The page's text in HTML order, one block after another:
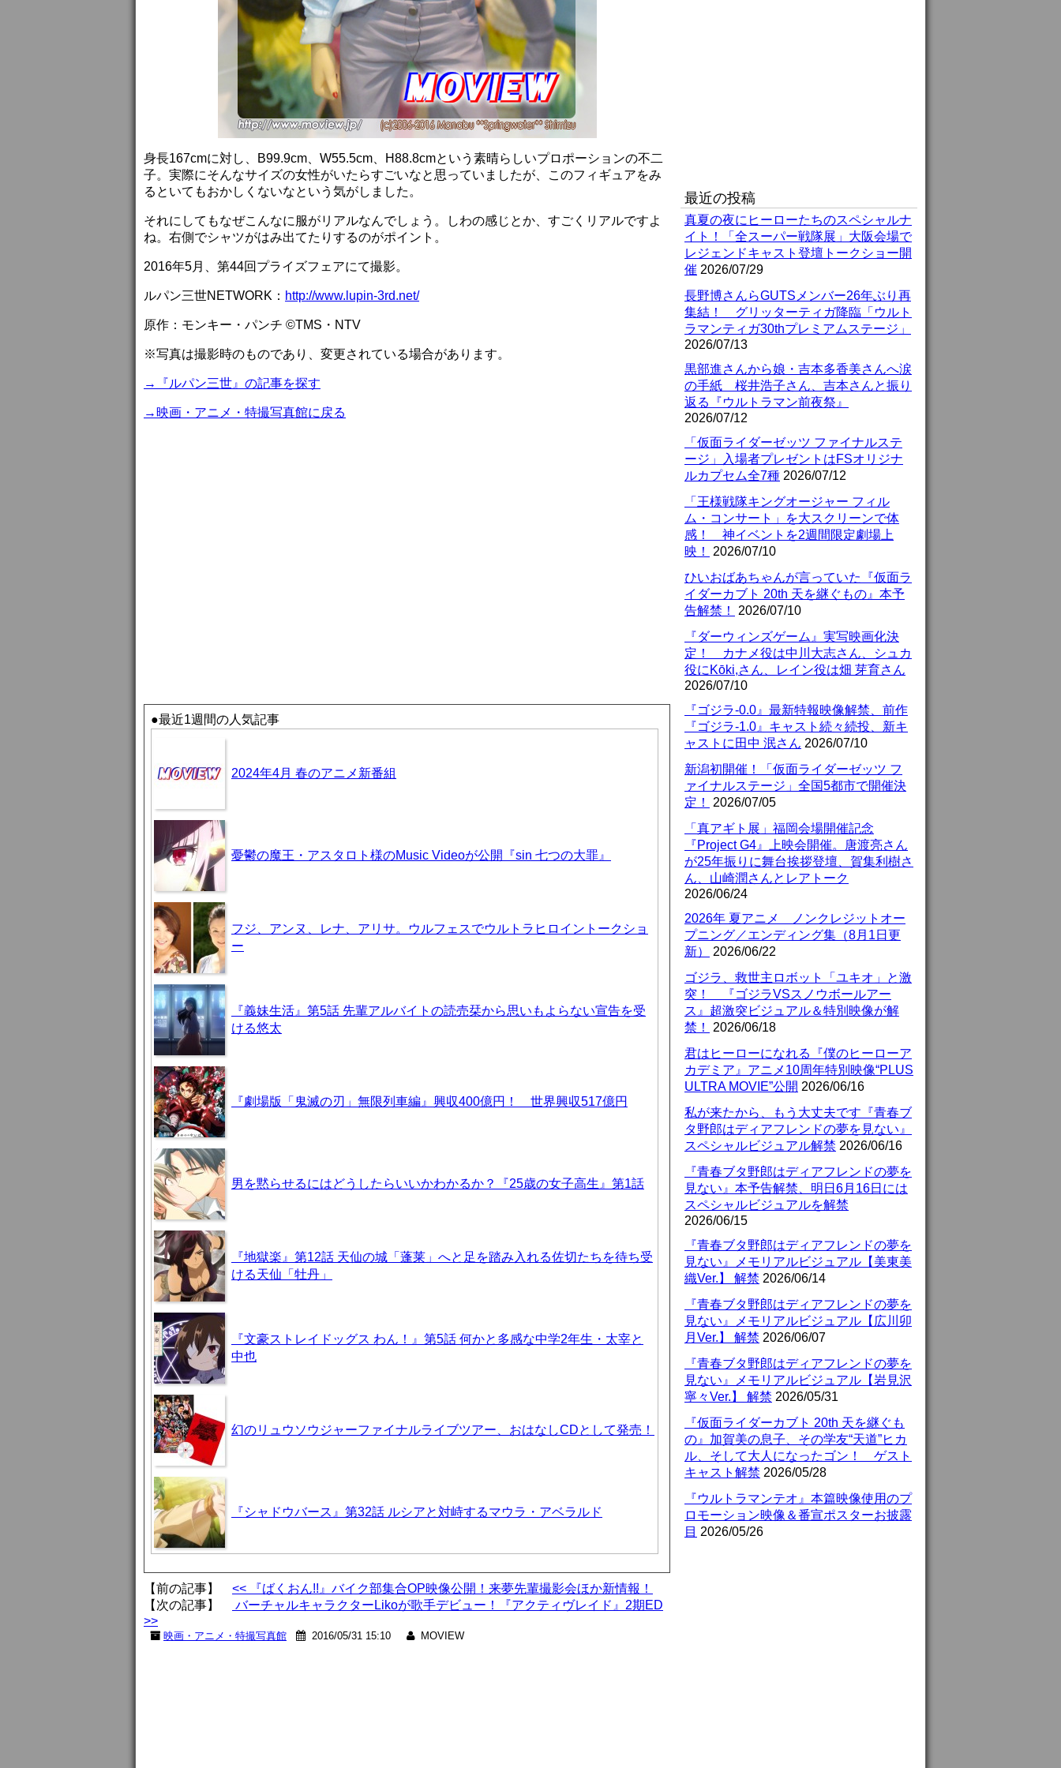
身長167cmに対し、B99.9cm、W55.5cm、H88.8cmという素晴らしいプロポーションの不二
子。実際にそんなサイズの女性がいたらすごいなと思っていましたが、このフィギュアをみ
るといてもおかしくないなという気がしました。
それにしてもなぜこんなに服がリアルなんでしょう。しわの感じとか、すごくリアルですよ
ね。右側でシャツがはみ出てたりするのがポイント。
2016年5月、第44回プライズフェアにて撮影。
ルパン三世NETWORK： http://www.lupin-3rd.net/
原作：モンキー・パンチ ©TMS・NTV
※写真は撮影時のものであり、変更されている場合があります。
→『ルパン三世』の記事を探す
→映画・アニメ・特撮写真館に戻る
●最近1週間の人気記事
2024年4月 春のアニメ新番組
憂鬱の魔王・アスタロト様のMusic Videoが公開『sin 七つの大罪』
フジ、アンヌ、レナ、アリサ。ウルフェスでウルトラヒロイントークショ
ー
『義妹生活』第5話 先輩アルバイトの読売栞から思いもよらない宣告を受
ける悠太
『劇場版「鬼滅の刃」無限列車編』興収400億円！ 世界興収517億円
男を黙らせるにはどうしたらいいかわかるか？『25歳の女子高生』第1話
『地獄楽』第12話 天仙の城「蓬莱」へと足を踏み入れる佐切たちを待ち受
ける天仙「牡丹」
『文豪ストレイドッグス わん！』第5話 何かと多感な中学2年生・太宰と
中也
幻のリュウソウジャーファイナルライブツアー、おはなしCDとして発売！
『シャドウバース』第32話 ルシアと対峙するマウラ・アベラルド
【前の記事】 << 『ばくおん!!』バイク部集合OP映像公開！来夢先輩撮影会ほか新情報！
【次の記事】
バーチャルキャラクターLikoが歌手デビュー！『アクティヴレイド』2期ED
>>
映画・アニメ・特撮写真館 2016/05/31 15:10 MOVIEW
最近の投稿
真夏の夜にヒーローたちのスペシャルナ
イト！「全スーパー戦隊展」大阪会場で
レジェンドキャスト登壇トークショー開
催 2026/07/29
長野博さんらGUTSメンバー26年ぶり再
集結！ グリッターティガ降臨「ウルト
ラマンティガ30thプレミアムステージ」
2026/07/13
黒部進さんから娘・吉本多香美さんへ涙
の手紙 桜井浩子さん、吉本さんと振り
返る『ウルトラマン前夜祭』
2026/07/12
「仮面ライダーゼッツ ファイナルステ
ージ」入場者プレゼントはFSオリジナ
ルカプセム全7種 2026/07/12
「王様戦隊キングオージャー フィル
ム・コンサート」を大スクリーンで体
感！ 神イベントを2週間限定劇場上
映！
2026/07/10
ひいおばあちゃんが言っていた『仮面ラ
イダーカブト 20th 天を継ぐもの』本予
告解禁！
2026/07/10
『ダーウィンズゲーム』実写映画化決
定！ カナメ役は中川大志さん、シュカ
役にKōki,さん、レイン役は畑 芽育さん
2026/07/10
『ゴジラ-0.0』最新特報映像解禁、前作
『ゴジラ-1.0』キャスト続々続投、新キ
ャストに田中 泯さん 2026/07/10
新潟初開催！「仮面ライダーゼッツ フ
ァイナルステージ」全国5都市で開催決
定！
2026/07/05
「真アギト展」福岡会場開催記念
『Project G4』上映会開催。唐渡亮さん
が25年振りに舞台挨拶登壇、賀集利樹さ
ん、山崎潤さんとレアトーク
2026/06/24
2026年 夏アニメ ノンクレジットオー
プニング／エンディング集（8月1日更
新）
2026/06/22
ゴジラ、救世主ロボット「ユキオ」と激
突！ 『ゴジラVSスノウボールアー
ス』超激突ビジュアル＆特別映像が解
禁！
2026/06/18
君はヒーローになれる『僕のヒーローア
カデミア』アニメ10周年特別映像“PLUS
ULTRA MOVIE”公開 2026/06/16
私が来たから、もう大丈夫です『青春ブ
タ野郎はディアフレンドの夢を見ない』
スペシャルビジュアル解禁 2026/06/16
『青春ブタ野郎はディアフレンドの夢を
見ない』本予告解禁、明日6月16日には
スペシャルビジュアルを解禁
2026/06/15
『青春ブタ野郎はディアフレンドの夢を
見ない』メモリアルビジュアル【美東美
織Ver.】 解禁 2026/06/14
『青春ブタ野郎はディアフレンドの夢を
見ない』メモリアルビジュアル【広川卯
月Ver.】 解禁 2026/06/07
『青春ブタ野郎はディアフレンドの夢を
見ない』メモリアルビジュアル【岩見沢
寧々Ver.】 解禁 2026/05/31
『仮面ライダーカブト 20th 天を継ぐも
の』加賀美の息子、その学友“天道”ヒカ
ル、そして大人になったゴン！ ゲスト
キャスト解禁 2026/05/28
『ウルトラマンテオ』本篇映像使用のプ
ロモーション映像＆番宣ポスターお披露
目 2026/05/26